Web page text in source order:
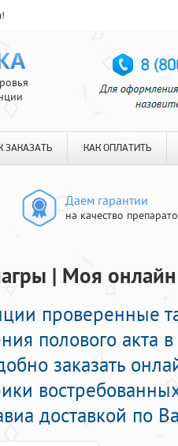
ЗАКАЗАТЬ КАК ОПЛАТИТЬ
Даем гарантии
на качество
| Моя
проверенные
полового акта
заказать
доставкой по